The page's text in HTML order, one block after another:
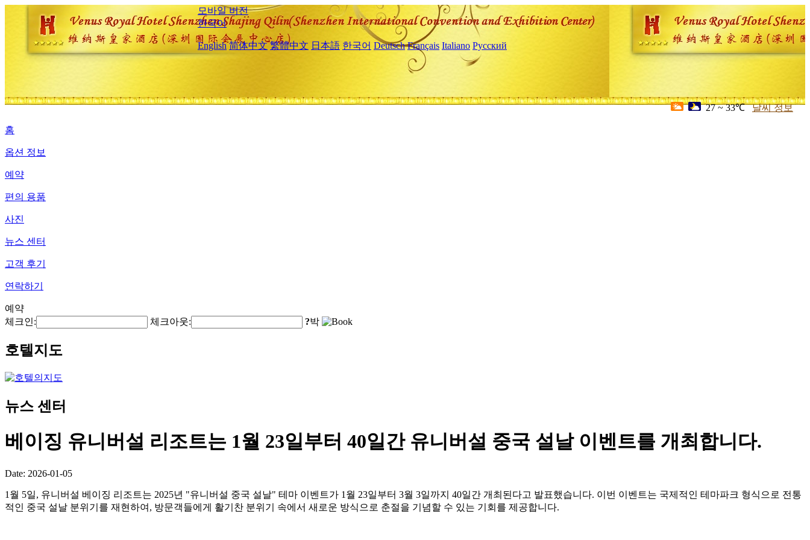
모바일 버전
한국어
English 简体中文 繁體中文 日本語 한국어 Deutsch Français Italiano Русский
27 ~ 33℃ 날씨 정보
홈
옵션 정보
예약
편의 용품
사진
뉴스 센터
고객 후기
연락하기
예약
체크인:
체크아웃: ?박
호텔지도
뉴스 센터
베이징 유니버설 리조트는 1월 23일부터 40일간 유니버설 중국 설날 이벤트를 개최합니다.
Date: 2026-01-05
1월 5일, 유니버설 베이징 리조트는 2025년 "유니버설 중국 설날" 테마 이벤트가 1월 23일부터 3월 3일까지 40일간 개최된다고 발표했습니다. 이번 이벤트는 국제적인 테마파크 형식으로 전통
적인 중국 설날 분위기를 재현하여, 방문객들에게 활기찬 분위기 속에서 새로운 방식으로 춘절을 기념할 수 있는 기회를 제공합니다.